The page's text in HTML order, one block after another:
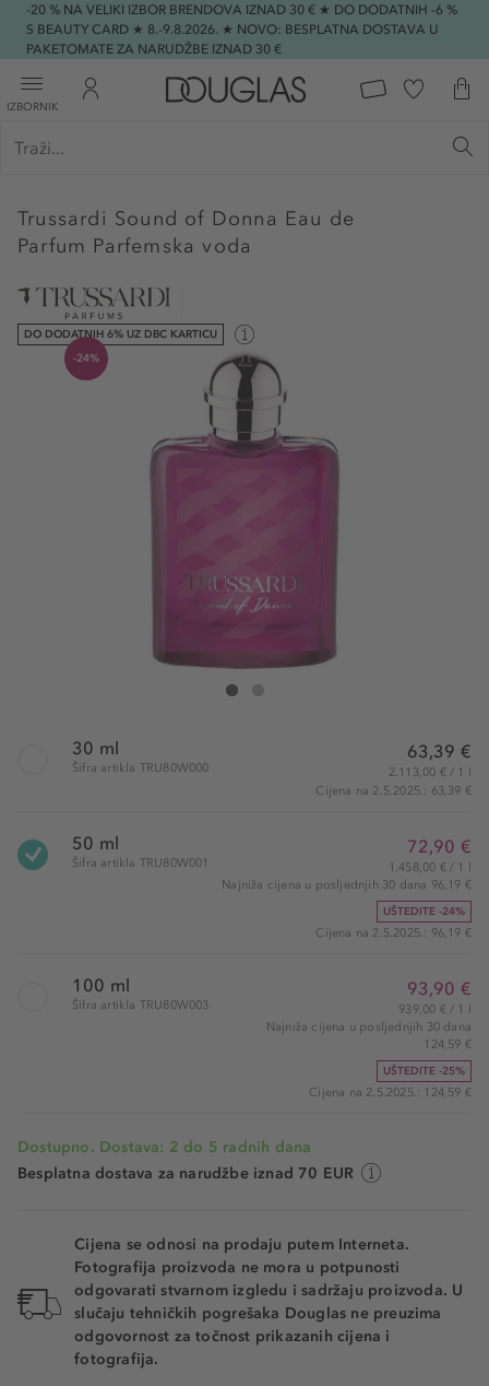
-20 % NA VELIKI IZBOR BRENDOVA IZNAD 30 € ★ DO DODATNIH -6 %
S BEAUTY CARD ★ 8.-9.8.2026. ★ NOVO: BESPLATNA DOSTAVA U
PAKETOMATE ZA NARUDŽBE IZNAD 30 €
IZBORNIK
Trussardi Sound of Donna Eau de
Parfum Parfemska voda
DO DODATNIH 6% UZ DBC KARTICU
-24%
Trussardi Sound of Donna Eau de Parfum
30 ml
Šifra artikla TRU80W000
63,39 €
2.113,00 € / 1 l
Cijena na 2.5.2025.: 63,39 €
50 ml
Šifra artikla TRU80W001
72,90 €
1.458,00 € / 1 l
Najniža cijena u posljednjih 30 dana 96,19 €
UŠTEDITE -24%
Cijena na 2.5.2025.: 96,19 €
100 ml
Šifra artikla TRU80W003
93,90 €
939,00 € / 1 l
Najniža cijena u posljednjih 30 dana
124,59 €
UŠTEDITE -25%
Cijena na 2.5.2025.: 124,59 €
Dostupno. Dostava: 2 do 5 radnih dana
Besplatna dostava za narudžbe iznad 70 EUR
Cijena se odnosi na prodaju putem Interneta.
Fotografija proizvoda ne mora u potpunosti
odgovarati stvarnom izgledu i sadržaju proizvoda. U
slučaju tehničkih pogrešaka Douglas ne preuzima
odgovornost za točnost prikazanih cijena i
fotografija.